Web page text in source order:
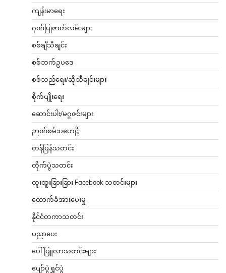
ကျန်းမာရေး
ဂုဏ်ပြုဇာတ်လမ်းများ
စစ်ချီသီချင်း
စစ်ဘက်ဥပဒေ
စစ်သည်ရေး/ဆိုသီချင်းများ
စိုက်ပျိုးရေး
ဆောင်းပါး/မဂ္ဂဇင်းများ
ဉာဏ်စမ်းပဟေဠိ
တန်ပြန်သတင်း
တိုက်ပွဲသတင်း
ထူးထူးခြားခြား Facebook သတင်းများ
ထောက်ခံအားပေးမှု
နိုင်ငံတကာသတင်း
ပညာပေး
ပေါ်ပြူလာသတင်းများ
ပျော်ပွဲရွှင်ပွဲ